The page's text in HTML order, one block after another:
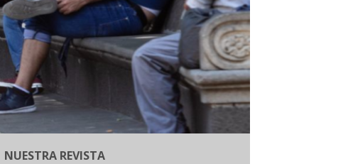
NUESTRA REVISTA